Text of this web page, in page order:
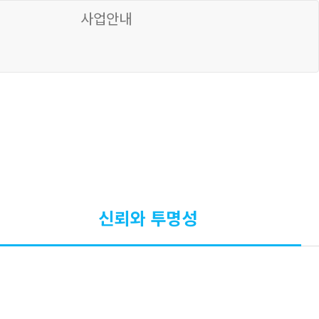
사업안내
신뢰와 투명성